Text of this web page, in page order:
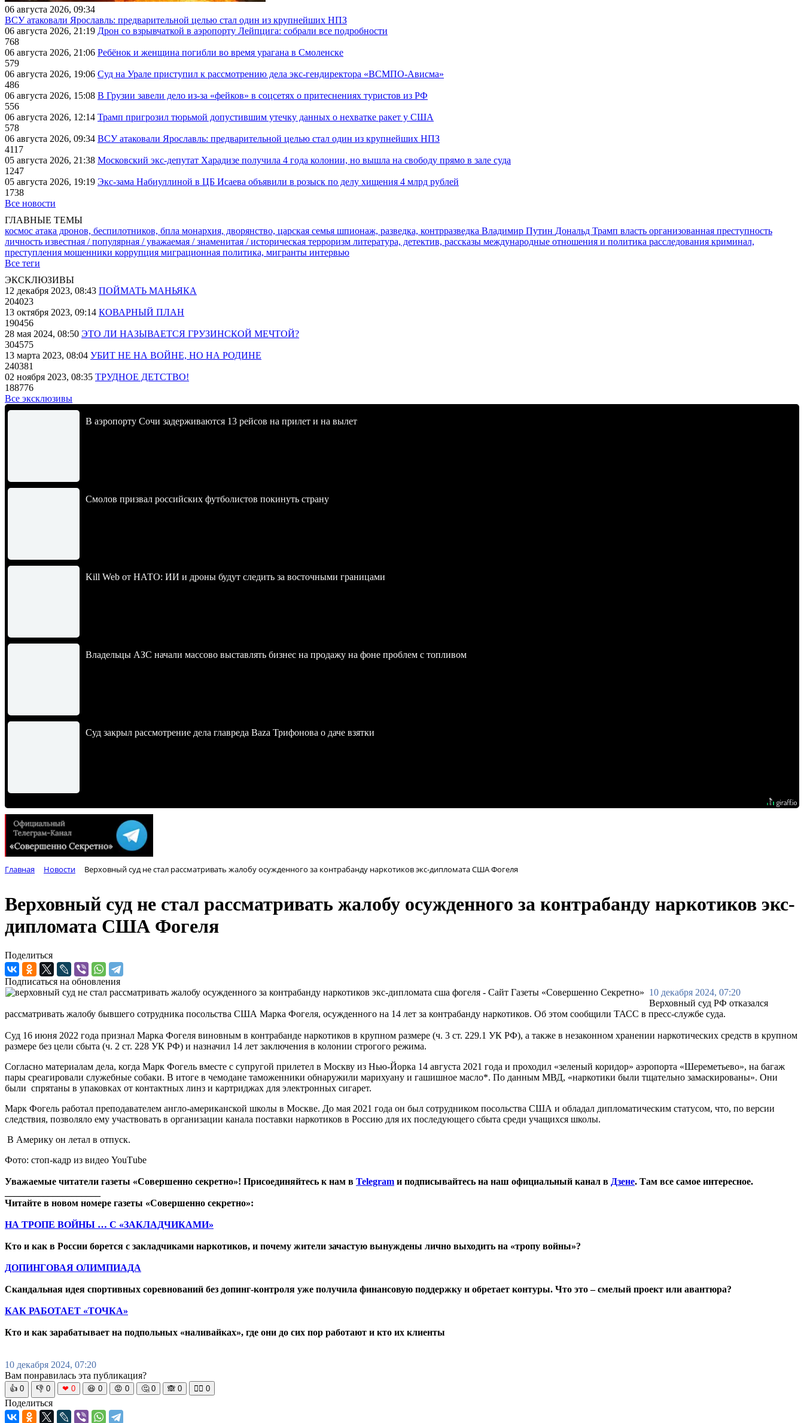
06 августа 2026, 09:34
ВСУ атаковали Ярославль: предварительной целью стал один из крупнейших НПЗ
06 августа 2026, 21:19 Дрон со взрывчаткой в аэропорту Лейпцига: собрали все подробности
768
06 августа 2026, 21:06 Ребёнок и женщина погибли во время урагана в Смоленске
579
06 августа 2026, 19:06 Суд на Урале приступил к рассмотрению дела экс-гендиректора «ВСМПО-Ависма»
486
06 августа 2026, 15:08 В Грузии завели дело из-за «фейков» в соцсетях о притеснениях туристов из РФ
556
06 августа 2026, 12:14 Трамп пригрозил тюрьмой допустившим утечку данных о нехватке ракет у США
578
06 августа 2026, 09:34 ВСУ атаковали Ярославль: предварительной целью стал один из крупнейших НПЗ
4117
05 августа 2026, 21:38 Московский экс-депутат Харадизе получила 4 года колонии, но вышла на свободу прямо в зале суда
1247
05 августа 2026, 19:19 Экс-зама Набиуллиной в ЦБ Исаева объявили в розыск по делу хищения 4 млрд рублей
1738
Все новости
ГЛАВНЫЕ ТЕМЫ
космос атака дронов, беспилотников, бпла монархия, дворянство, царская семья шпионаж, разведка, контрразведка Владимир Путин Дональд Трамп власть организованная преступность
личность известная / популярная / уважаемая / знаменитая / историческая терроризм литература, детектив, рассказы международные отношения и политика расследования криминал,
преступления мошенники коррупция миграционная политика, мигранты интервью
Все теги
ЭКСКЛЮЗИВЫ
12 декабря 2023, 08:43 ПОЙМАТЬ МАНЬЯКА
204023
13 октября 2023, 09:14 КОВАРНЫЙ ПЛАН
190456
28 мая 2024, 08:50 ЭТО ЛИ НАЗЫВАЕТСЯ ГРУЗИНСКОЙ МЕЧТОЙ?
304575
13 марта 2023, 08:04 УБИТ НЕ НА ВОЙНЕ, НО НА РОДИНЕ
240381
02 ноября 2023, 08:35 ТРУДНОЕ ДЕТСТВО!
188776
Все эксклюзивы
В аэропорту Сочи задерживаются 13 рейсов на прилет и на вылет
Смолов призвал российских футболистов покинуть страну
Kill Web от НАТО: ИИ и дроны будут следить за восточными границами
Владельцы АЗС начали массово выставлять бизнес на продажу на фоне проблем с топливом
Суд закрыл рассмотрение дела главреда Baza Трифонова о даче взятки
Главная Новости Верховный суд не стал рассматривать жалобу осужденного за контрабанду наркотиков экс-дипломата США Фогеля
Верховный суд не стал рассматривать жалобу осужденного за контрабанду наркотиков экс-
дипломата США Фогеля
Поделиться
Подписаться на обновления
10 декабря 2024, 07:20
Верховный суд РФ отказался
рассматривать жалобу бывшего сотрудника посольства США Марка Фогеля, осужденного на 14 лет за контрабанду наркотиков. Об этом сообщили ТАСС в пресс-службе суда.
Суд 16 июня 2022 года признал Марка Фогеля виновным в контрабанде наркотиков в крупном размере (ч. 3 ст. 229.1 УК РФ), а также в незаконном хранении наркотических средств в крупном
размере без цели сбыта (ч. 2 ст. 228 УК РФ) и назначил 14 лет заключения в колонии строгого режима.
Согласно материалам дела, когда Марк Фогель вместе с супругой прилетел в Москву из Нью-Йорка 14 августа 2021 года и проходил «зеленый коридор» аэропорта «Шереметьево», на багаж
пары среагировали служебные собаки. В итоге в чемодане таможенники обнаружили марихуану и гашишное масло*. По данным МВД, «наркотики были тщательно замаскированы». Они
были спрятаны в упаковках от контактных линз и картриджах для электронных сигарет.
Марк Фогель работал преподавателем англо-американской школы в Москве. До мая 2021 года он был сотрудником посольства США и обладал дипломатическим статусом, что, по версии
следствия, позволяло ему участвовать в организации канала поставки наркотиков в Россию для их последующего сбыта среди учащихся школы.
В Америку он летал в отпуск.
Фото: стоп-кадр из видео YouТube
Уважаемые читатели газеты «Совершенно секретно»! Присоединяйтесь к нам в Telegram и подписывайтесь на наш официальный канал в Дзене. Там все самое интересное.
Читайте в новом номере газеты «Совершенно секретно»:
НА ТРОПЕ ВОЙНЫ … С «ЗАКЛАДЧИКАМИ»
Кто и как в России борется с закладчиками наркотиков, и почему жители зачастую вынуждены лично выходить на «тропу войны»?
ДОПИНГОВАЯ ОЛИМПИАДА
Скандальная идея спортивных соревнований без допинг-контроля уже получила финансовую поддержку и обретает контуры. Что это – смелый проект или авантюра?
КАК РАБОТАЕТ «ТОЧКА»
Кто и как зарабатывает на подпольных «наливайках», где они до сих пор работают и кто их клиенты
10 декабря 2024, 07:20
Вам понравилась эта публикация?
👍 0 👎 0 ❤ 0 😆 0 😡 0 🤔 0 🙈 0 🧘‍♀️ 0
Поделиться